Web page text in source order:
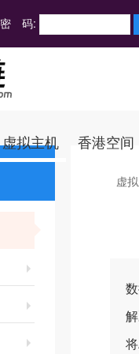
密 码:
虚拟主机 香港空间
虚